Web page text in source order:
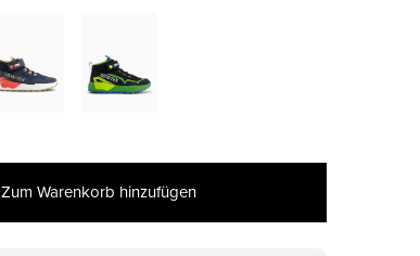
Zum Warenkorb hinzufügen